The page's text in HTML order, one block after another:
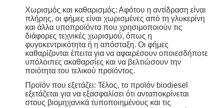
Χωρισμός και καθαρισμός: Αφότου η αντίδραση είναι
πλήρης, οι φήμες είναι χωρισμένες από τη γλυκερίνη
και άλλα υποπροϊόντα που χρησιμοποιούν τις
διάφορες τεχνικές χωρισμού, όπως η
φυγοκεντρικότητα ή η απόσταξη. Οι φήμες
καθαρίζονται έπειτα για να αφαιρέσουν οποιεσδήποτε
υπόλοιπες ακαθαρσίες και να βελτιώσουν την
ποιότητα του τελικού προϊόντος.
Προϊόν που εξετάζει: Τέλος, το προϊόν biodiesel
εξετάζεται για να εξασφαλίσει ότι ανταποκρίνεται
στους βιομηχανικά τυποποιημένους και τις